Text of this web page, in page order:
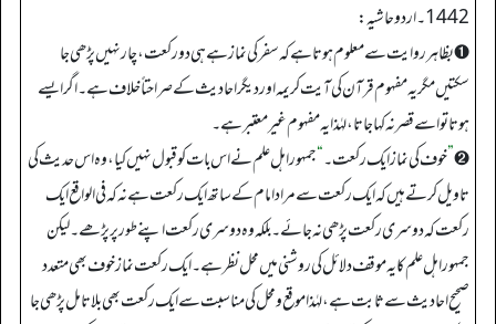
1442۔ اردو حاشیہ:
➊ بظاہر روایت سے معلوم ہوتا ہے کہ سفر کی نماز ہے ہی دو رکعت، چار نہیں پڑھی جا
سکتیں مگر یہ مفہوم قرآن کی آیت کریمہ اور دیگر احادیث کے صراحتاً خلاف ہے۔ اگر ایسے
ہوتا تو اسے قصر نہ کہا جاتا، لہٰذا یہ مفہوم غیر معتبر ہے۔
➋
”خوف کی نماز ایک رکعت۔“جمہور اہل علم نے اس بات کو قبول نہیں کیا، وہ اس حدیث کی
تاویل کرتے ہیں کہ ایک رکعت سے مراد امام کے ساتھ ایک رکعت ہے نہ کہ فی الواقع ایک
رکعت کہ دوسری رکعت پڑھی نہ جائے۔ بلکہ وہ دوسری رکعت اپنے طور پر پڑھے۔ لیکن
جمہور اہل علم کا یہ موقف دلائل کی روشنی میں محل نظر ہے۔ ایک رکعت نماز خوف بھی متعدد
صحیح احادیث سے ثابت ہے، لہٰذا موقع و محل کی مناسبت سے ایک رکعت بھی بلاتامل پڑھی جا